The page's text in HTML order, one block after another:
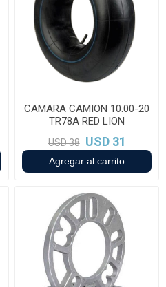
CAMARA CAMION 10.00-20
TR78A RED LION
USD 38 USD 31